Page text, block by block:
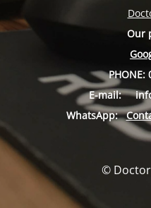
Our
PHONE:
E-mail:
WhatsApp:
©